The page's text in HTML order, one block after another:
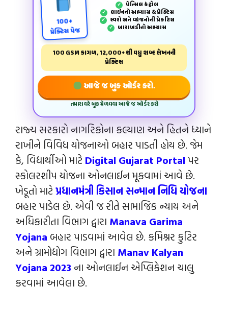
100+
પ્રેક્ટિસ પેજ
✓ પેન્‍સિલ કંટ્રોલ
✓ લાઈનનો અભ્યાસ & પ્રેક્ટિસ
✓ સ્વરો અને વ્યંજનોની પ્રેકટિસ
✓ બારાખડીનો અભ્યાસ
100 GSM કાગળ, 12,000+ થી વધુ શબ્દ લેખનની
પ્રેક્ટિસ
આજે જ બુક ઓર્ડર કરો.
તમારા ઘરે બુક મેળવવા આજે જ ઓર્ડર કરો
રાજ્ય સરકારો નાગરિકોના કલ્યાણ અને હિતને ધ્યાને
રાખીને વિવિધ યોજનાઓ બહાર પાડતી હોય છે. જેમ
કે, વિદ્યાર્થીઓ માટે Digital Gujarat Portal પર
સ્કોલરશીપ યોજના ઓનલાઈન મૂકવામાં આવે છે.
ખેડૂતો માટે પ્રધાનમંત્રી કિસાન સન્માન નિધિ યોજના
બહાર પાડેલ છે. એવી જ રીતે સામાજિક ન્યાય અને
અધિકારીતા વિભાગ દ્વારા Manava Garima
Yojana બહાર પાડવામાં આવેલ છે. કમિશ્નર કુટિર
અને ગ્રામોદ્યોગ વિભાગ દ્વારા Manav Kalyan
Yojana 2023 ના ઓનલાઈન એપ્લિકેશન ચાલુ
કરવામાં આવેલા છે.